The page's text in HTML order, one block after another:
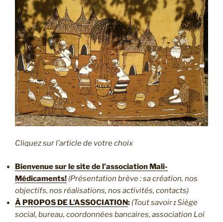
Cliquez sur l’article de votre choix
Bienvenue sur le site de l’association Mali-
Médicaments! (Présentation brève : sa création, nos
objectifs, nos réalisations, nos activités, contacts)
À PROPOS DE L’ASSOCIATION: (Tout savoir:Siège
social, bureau, coordonnées bancaires, association Loi